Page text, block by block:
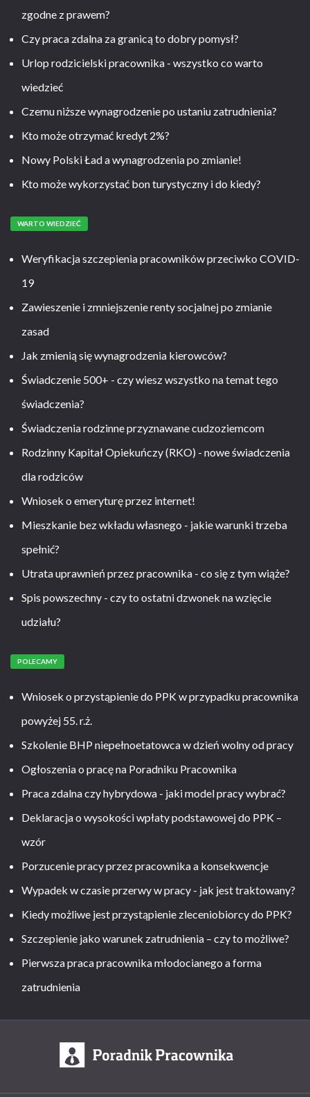
zgodne z prawem?
Czy praca zdalna za granicą to dobry pomysł?
Urlop rodzicielski pracownika - wszystko co warto
wiedzieć
Czemu niższe wynagrodzenie po ustaniu zatrudnienia?
Kto może otrzymać kredyt 2%?
Nowy Polski Ład a wynagrodzenia po zmianie!
Kto może wykorzystać bon turystyczny i do kiedy?
WARTO WIEDZIEĆ
Weryfikacja szczepienia pracowników przeciwko COVID-
19
Zawieszenie i zmniejszenie renty socjalnej po zmianie
zasad
Jak zmienią się wynagrodzenia kierowców?
Świadczenie 500+ - czy wiesz wszystko na temat tego
świadczenia?
Świadczenia rodzinne przyznawane cudzoziemcom
Rodzinny Kapitał Opiekuńczy (RKO) - nowe świadczenia
dla rodziców
Wniosek o emeryturę przez internet!
Mieszkanie bez wkładu własnego - jakie warunki trzeba
spełnić?
Utrata uprawnień przez pracownika - co się z tym wiąże?
Spis powszechny - czy to ostatni dzwonek na wzięcie
udziału?
POLECAMY
Wniosek o przystąpienie do PPK w przypadku pracownika
powyżej 55. r.ż.
Szkolenie BHP niepełnoetatowca w dzień wolny od pracy
Ogłoszenia o pracę na Poradniku Pracownika
Praca zdalna czy hybrydowa - jaki model pracy wybrać?
Deklaracja o wysokości wpłaty podstawowej do PPK –
wzór
Porzucenie pracy przez pracownika a konsekwencje
Wypadek w czasie przerwy w pracy - jak jest traktowany?
Kiedy możliwe jest przystąpienie zleceniobiorcy do PPK?
Szczepienie jako warunek zatrudnienia – czy to możliwe?
Pierwsza praca pracownika młodocianego a forma
zatrudnienia